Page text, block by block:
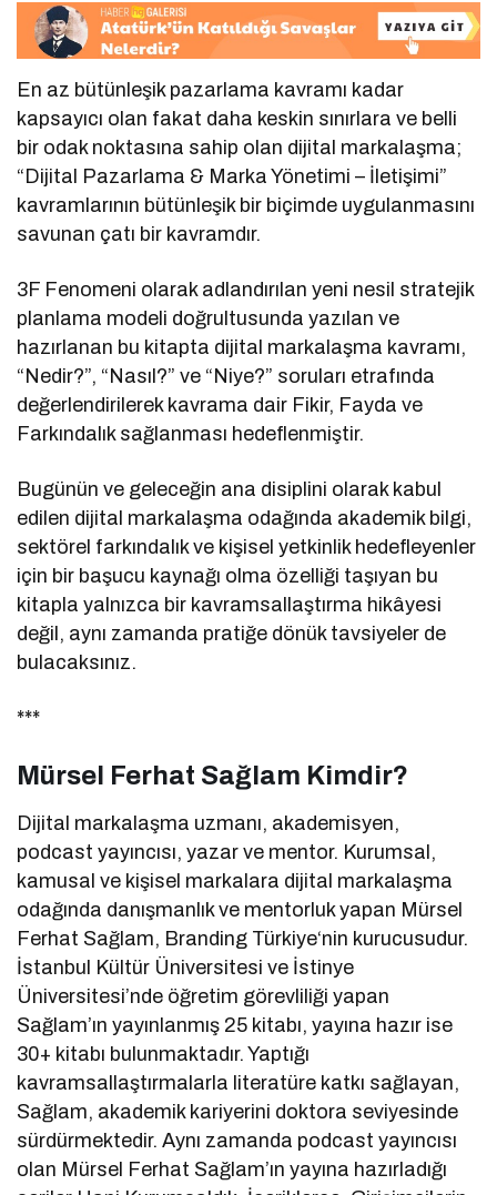
En az bütünleşik pazarlama kavramı kadar
kapsayıcı olan fakat daha keskin sınırlara ve belli
bir odak noktasına sahip olan dijital markalaşma;
“Dijital Pazarlama & Marka Yönetimi – İletişimi”
kavramlarının bütünleşik bir biçimde uygulanmasını
savunan çatı bir kavramdır.
3F Fenomeni olarak adlandırılan yeni nesil stratejik
planlama modeli doğrultusunda yazılan ve
hazırlanan bu kitapta dijital markalaşma kavramı,
“Nedir?”, “Nasıl?” ve “Niye?” soruları etrafında
değerlendirilerek kavrama dair Fikir, Fayda ve
Farkındalık sağlanması hedeflenmiştir.
Bugünün ve geleceğin ana disiplini olarak kabul
edilen dijital markalaşma odağında akademik bilgi,
sektörel farkındalık ve kişisel yetkinlik hedefleyenler
için bir başucu kaynağı olma özelliği taşıyan bu
kitapla yalnızca bir kavramsallaştırma hikâyesi
değil, aynı zamanda pratiğe dönük tavsiyeler de
bulacaksınız.
***
Mürsel Ferhat Sağlam Kimdir?
Dijital markalaşma uzmanı, akademisyen,
podcast yayıncısı, yazar ve mentor. Kurumsal,
kamusal ve kişisel markalara dijital markalaşma
odağında danışmanlık ve mentorluk yapan Mürsel
Ferhat Sağlam, Branding Türkiye‘nin kurucusudur.
İstanbul Kültür Üniversitesi ve İstinye
Üniversitesi’nde öğretim görevliliği yapan
Sağlam’ın yayınlanmış 25 kitabı, yayına hazır ise
30+ kitabı bulunmaktadır. Yaptığı
kavramsallaştırmalarla literatüre katkı sağlayan,
Sağlam, akademik kariyerini doktora seviyesinde
sürdürmektedir. Aynı zamanda podcast yayıncısı
olan Mürsel Ferhat Sağlam’ın yayına hazırladığı